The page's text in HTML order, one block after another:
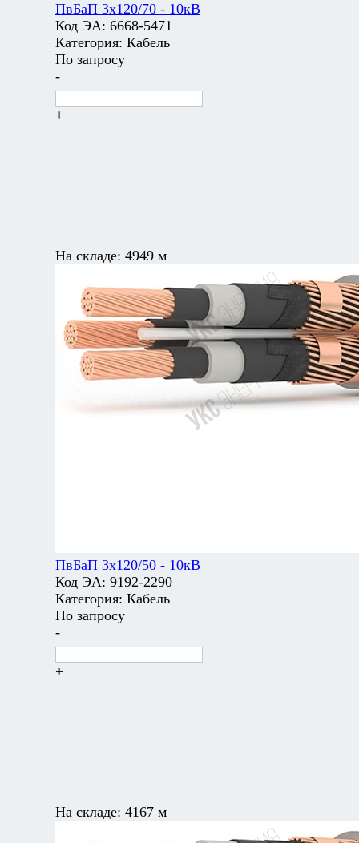
ПвБаП 3х120/70 - 10кВ
Код ЭА: 6668-5471
Категория: Кабель
По запросу
-
+
На складе: 4949 м
ПвБаП 3х120/50 - 10кВ
Код ЭА: 9192-2290
Категория: Кабель
По запросу
-
+
На складе: 4167 м